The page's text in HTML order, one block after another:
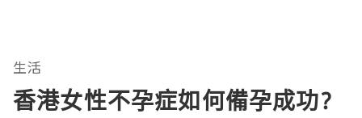
生活
香港女性不孕症如何備孕成功?